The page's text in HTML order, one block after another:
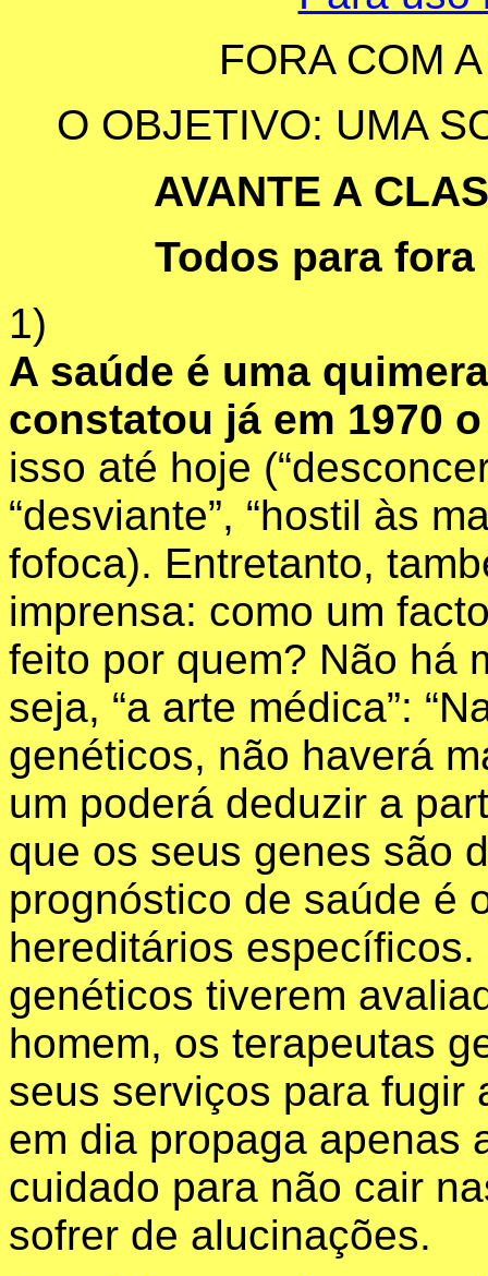
FORA COM
O OBJETIVO: UMA
AVANTE A
Todos para fora
1)
A saúde é uma
constatou já em 1970
isso até hoje
“desviante”, “hostil às
fofoca). Entretanto,
imprensa: como um
feito por quem? Não há
seja, “a arte médica”:
genéticos, não haverá
um poderá deduzir a
que os seus genes são
prognóstico de saúde é
hereditários
genéticos tiverem
homem, os terapeutas
seus serviços para fugir
em dia propaga apenas
cuidado para não cair
sofrer de alucinações.